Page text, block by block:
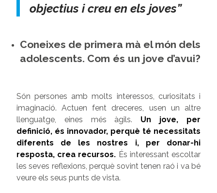
objectius i creu en els joves”
Coneixes de primera mà el món dels
adolescents. Com és un jove d’avui?
Són persones amb molts interessos, curiositats i
imaginació. Actuen fent dreceres, usen un altre
llenguatge, eines més àgils. Un jove, per
definició, és innovador, perquè té necessitats
diferents de les nostres i, per donar-hi
resposta, crea recursos. És interessant escoltar
les seves reflexions, perquè sovint tenen raó i va bé
veure els seus punts de vista.